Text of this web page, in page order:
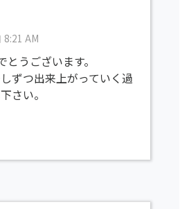
AM
とうございます。
ずつ出来上がっていく過
さい。